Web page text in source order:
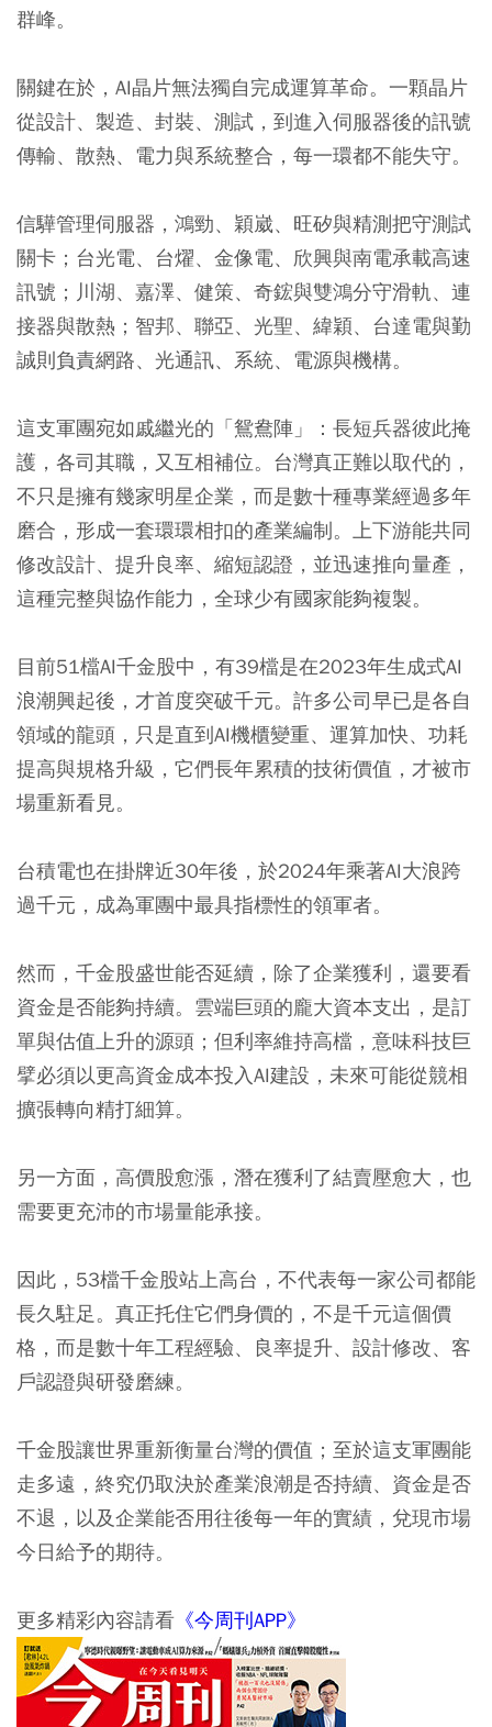
群峰。
關鍵在於，AI晶片無法獨自完成運算革命。一顆晶片
從設計、製造、封裝、測試，到進入伺服器後的訊號
傳輸、散熱、電力與系統整合，每一環都不能失守。
信驊管理伺服器，鴻勁、穎崴、旺矽與精測把守測試
關卡；台光電、台燿、金像電、欣興與南電承載高速
訊號；川湖、嘉澤、健策、奇鋐與雙鴻分守滑軌、連
接器與散熱；智邦、聯亞、光聖、緯穎、台達電與勤
誠則負責網路、光通訊、系統、電源與機構。
這支軍團宛如戚繼光的「鴛鴦陣」：長短兵器彼此掩
護，各司其職，又互相補位。台灣真正難以取代的，
不只是擁有幾家明星企業，而是數十種專業經過多年
磨合，形成一套環環相扣的產業編制。上下游能共同
修改設計、提升良率、縮短認證，並迅速推向量產，
這種完整與協作能力，全球少有國家能夠複製。
目前51檔AI千金股中，有39檔是在2023年生成式AI
浪潮興起後，才首度突破千元。許多公司早已是各自
領域的龍頭，只是直到AI機櫃變重、運算加快、功耗
提高與規格升級，它們長年累積的技術價值，才被市
場重新看見。
台積電也在掛牌近30年後，於2024年乘著AI大浪跨
過千元，成為軍團中最具指標性的領軍者。
然而，千金股盛世能否延續，除了企業獲利，還要看
資金是否能夠持續。雲端巨頭的龐大資本支出，是訂
單與估值上升的源頭；但利率維持高檔，意味科技巨
擘必須以更高資金成本投入AI建設，未來可能從競相
擴張轉向精打細算。
另一方面，高價股愈漲，潛在獲利了結賣壓愈大，也
需要更充沛的市場量能承接。
因此，53檔千金股站上高台，不代表每一家公司都能
長久駐足。真正托住它們身價的，不是千元這個價
格，而是數十年工程經驗、良率提升、設計修改、客
戶認證與研發磨練。
千金股讓世界重新衡量台灣的價值；至於這支軍團能
走多遠，終究仍取決於產業浪潮是否持續、資金是否
不退，以及企業能否用往後每一年的實績，兌現市場
今日給予的期待。
更多精彩內容請看 《今周刊APP》